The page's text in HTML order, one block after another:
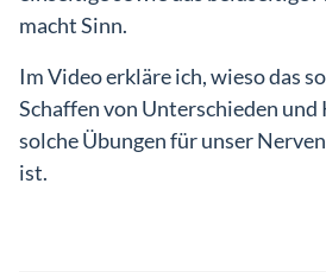
macht Sinn.
Im Video erkläre ich, wieso das
Schaffen von Unterschieden
solche Übungen für unser
ist.